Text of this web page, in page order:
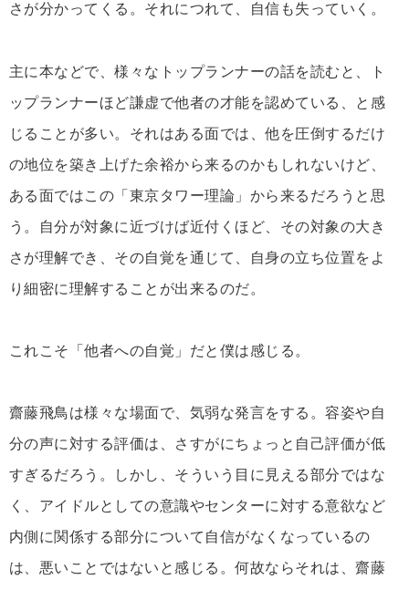
さが分かってくる。それにつれて、自信も失っていく。
主に本などで、様々なトップランナーの話を読むと、ト
ップランナーほど謙虚で他者の才能を認めている、と感
じることが多い。それはある面では、他を圧倒するだけ
の地位を築き上げた余裕から来るのかもしれないけど、
ある面ではこの「東京タワー理論」から来るだろうと思
う。自分が対象に近づけば近付くほど、その対象の大き
さが理解でき、その自覚を通じて、自身の立ち位置をよ
り細密に理解することが出来るのだ。
これこそ「他者への自覚」だと僕は感じる。
齋藤飛鳥は様々な場面で、気弱な発言をする。容姿や自
分の声に対する評価は、さすがにちょっと自己評価が低
すぎるだろう。しかし、そういう目に見える部分ではな
く、アイドルとしての意識やセンターに対する意欲など
内側に関係する部分について自信がなくなっているの
は、悪いことではないと感じる。何故ならそれは、齋藤